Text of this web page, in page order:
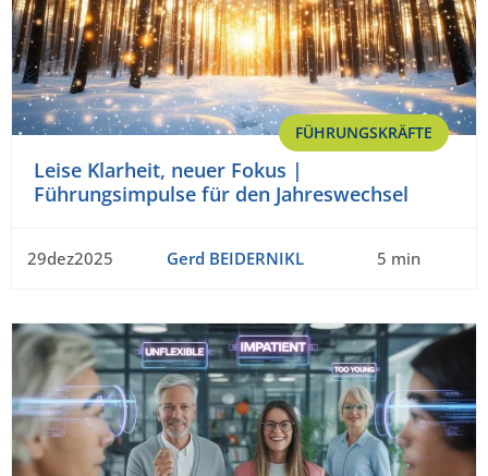
FÜHRUNGSKRÄFTE
Leise Klarheit, neuer Fokus |
Führungsimpulse für den Jahreswechsel
29dez2025 Gerd BEIDERNIKL 5 min